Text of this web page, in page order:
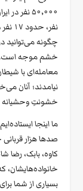
چگونه می‌توانید
خشم موجه است.
معامله‌ای با
نیامدند؛ آنان
خشونتِ وحشیانه
ما اینجا
صدها هزار
کاوه، بابک، رضا
خانواده‌هایشان،
بسیاری از شما